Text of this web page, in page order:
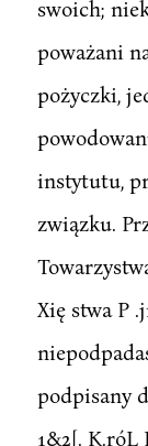
swoich;
poważani
pożyczki,
instytutu,
związku.
Xię stwa P
podpisany
1&2[. K.róL